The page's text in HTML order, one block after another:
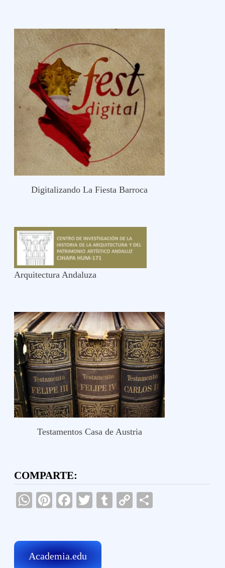
Digitalizando La Fiesta Barroca
Arquitectura Andaluza
Testamentos Casa de Austria
COMPARTE:
WhatsApp
Pinterest
Facebook
TwitterTumblr
Copy
Academia.edu